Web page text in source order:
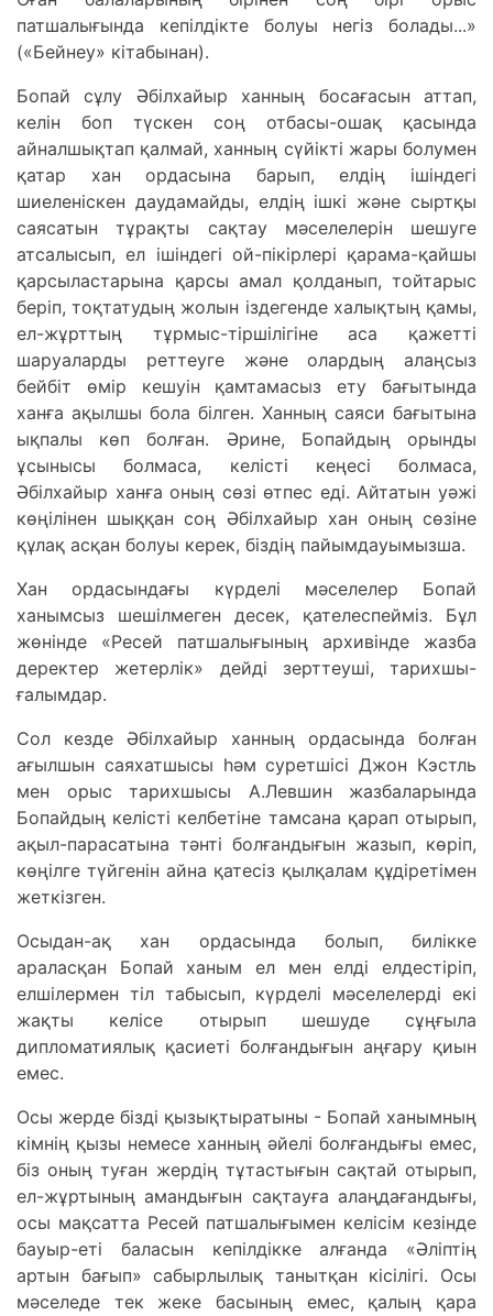
патшалығында кепілдікте болуы негіз болады...»
(«Бейнеу» кітабынан).
Бопай сұлу Әбілхайыр ханның босағасын аттап,
келін боп түскен соң отбасы-ошақ қасында
айналшықтап қалмай, ханның сүйікті жары болумен
қатар хан ордасына барып, елдің ішіндегі
шиеленіскен даудамайды, елдің ішкі және сыртқы
саясатын тұрақты сақтау мәселелерін шешуге
атсалысып, ел ішіндегі ой-пікірлері қарама-қайшы
қарсыластарына қарсы амал қолданып, тойтарыс
беріп, тоқтатудың жолын іздегенде халықтың қамы,
ел-жұрттың тұрмыс-тіршілігіне аса қажетті
шаруаларды реттеуге және олардың алаңсыз
бейбіт өмір кешуін қамтамасыз ету бағытында
ханға ақылшы бола білген. Ханның саяси бағытына
ықпалы көп болған. Әрине, Бопайдың орынды
ұсынысы болмаса, келісті кеңесі болмаса,
Әбілхайыр ханға оның сөзі өтпес еді. Айтатын уәжі
көңілінен шыққан соң Әбілхайыр хан оның сөзіне
құлақ асқан болуы керек, біздің пайымдауымызша.
Хан ордасындағы күрделі мәселелер Бопай
ханымсыз шешілмеген десек, қателеспейміз. Бұл
жөнінде «Ресей патшалығының архивінде жазба
деректер жетерлік» дейді зерттеуші, тарихшы-
ғалымдар.
Сол кезде Әбілхайыр ханның ордасында болған
ағылшын саяхатшысы һәм суретшісі Джон Кэстль
мен орыс тарихшысы А.Левшин жазбаларында
Бопайдың келісті келбетіне тамсана қарап отырып,
ақыл-парасатына тәнті болғандығын жазып, көріп,
көңілге түйгенін айна қатесіз қылқалам құдіретімен
жеткізген.
Осыдан-ақ хан ордасында болып, билікке
араласқан Бопай ханым ел мен елді елдестіріп,
елшілермен тіл табысып, күрделі мәселелерді екі
жақты келісе отырып шешуде сұңғыла
дипломатиялық қасиеті болғандығын аңғару қиын
емес.
Осы жерде бізді қызықтыратыны - Бопай ханымның
кімнің қызы немесе ханның әйелі болғандығы емес,
біз оның туған жердің тұтастығын сақтай отырып,
ел-жұртының амандығын сақтауға алаңдағандығы,
осы мақсатта Ресей патшалығымен келісім кезінде
бауыр-еті баласын кепілдікке алғанда «Әліптің
артын бағып» сабырлылық танытқан кісілігі. Осы
мәселеде тек жеке басының емес, қалың қара